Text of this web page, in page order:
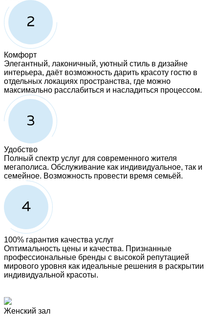
Комфорт
Элегантный, лаконичный, уютный стиль в дизайне
интерьера, даёт возможность дарить красоту гостю в
отдельных локациях пространства, где можно
максимально расслабиться и насладиться процессом.
Удобство
Полный спектр услуг для современного жителя
мегаполиса. Обслуживание как индивидуальное, так и
семейное. Возможность провести время семьёй.
100% гарантия качества услуг
Оптимальность цены и качества. Признанные
профессиональные бренды с высокой репутацией
мирового уровня как идеальные решения в раскрытии
индивидуальной красоты.
Женский зал